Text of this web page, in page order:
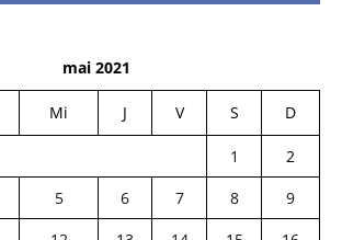
mai 2021
Mi J V S D
1
2
5 6 7 8
9